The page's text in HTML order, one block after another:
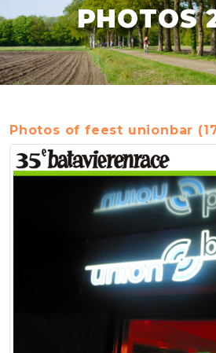
PHOTOS
Photos of feest unionbar